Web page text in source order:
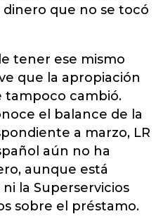
dinero que no se tocó
tener ese mismo
que la apropiación
tampoco cambió.
el balance de la
a marzo, LR
aún no ha
aunque está
la Superservicios
sobre el préstamo.